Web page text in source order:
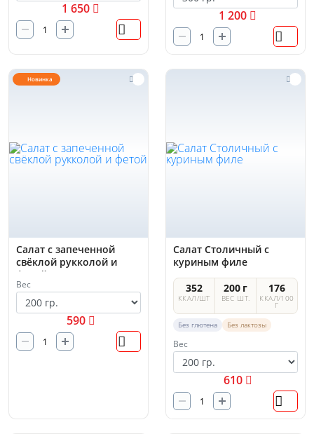
1 650 1 200
Новинка
Салат с запеченной
свёклой рукколой и
фетой
Вес
590
Салат Столичный с
куриным филе
352
ККАЛ/ШТ
200 г
ВЕС ШТ.
176
ККАЛ/100
Г
Без глютена Без лактозы
Вес
610